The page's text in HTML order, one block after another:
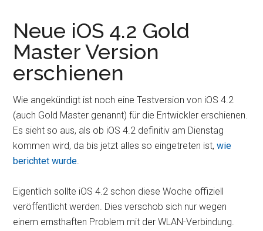
Neue iOS 4.2 Gold
Master Version
erschienen
Wie angekündigt ist noch eine Testversion von iOS 4.2
(auch Gold Master genannt) für die Entwickler erschienen.
Es sieht so aus, als ob iOS 4.2 definitiv am Dienstag
kommen wird, da bis jetzt alles so eingetreten ist,wie
berichtet wurde.
Eigentlich sollte iOS 4.2 schon diese Woche offiziell
veröffentlicht werden. Dies verschob sich nur wegen
einem ernsthaften Problem mit der WLAN-Verbindung.